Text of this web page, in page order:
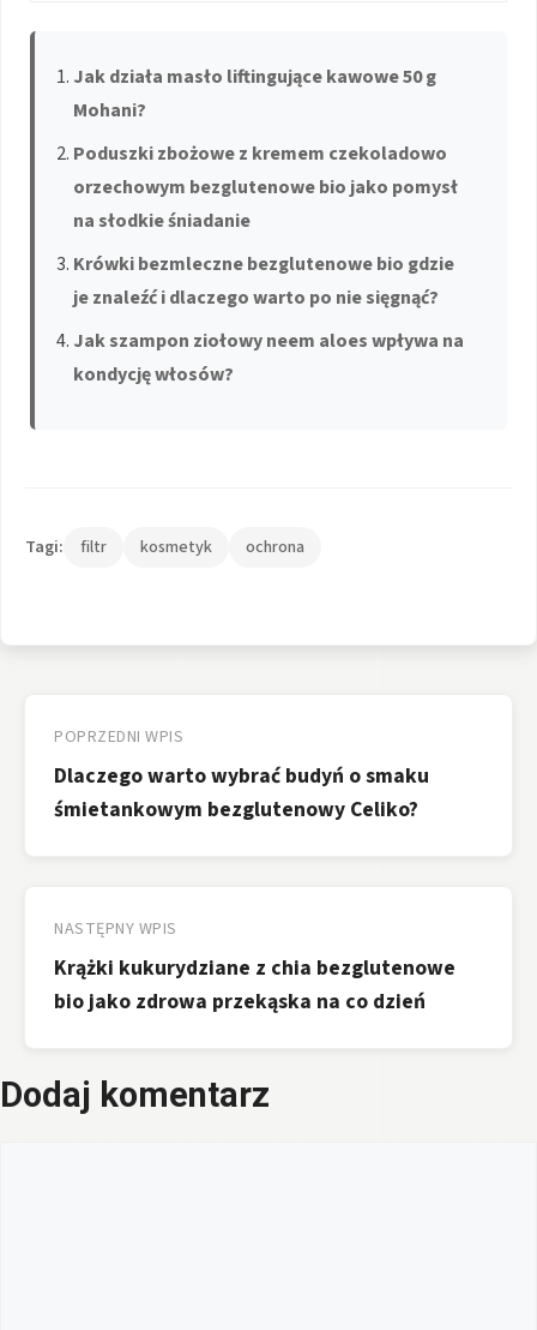
Jak działa masło liftingujące kawowe 50 g
Mohani?
Poduszki zbożowe z kremem czekoladowo
orzechowym bezglutenowe bio jako pomysł
na słodkie śniadanie
Krówki bezmleczne bezglutenowe bio gdzie
je znaleźć i dlaczego warto po nie sięgnąć?
Jak szampon ziołowy neem aloes wpływa na
kondycję włosów?
Tagi: filtr kosmetyk ochrona
wpisu
POPRZEDNI WPIS
Dlaczego warto wybrać budyń o smaku
śmietankowym bezglutenowy Celiko?
NASTĘPNY WPIS
Krążki kukurydziane z chia bezglutenowe
bio jako zdrowa przekąska na co dzień
Dodaj komentarz